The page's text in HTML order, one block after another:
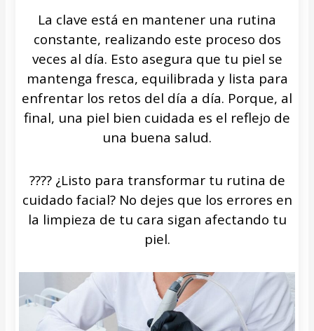
La clave está en mantener una rutina
constante, realizando este proceso dos
veces al día. Esto asegura que tu piel se
mantenga fresca, equilibrada y lista para
enfrentar los retos del día a día. Porque, al
final, una piel bien cuidada es el reflejo de
una buena salud.
???? ¿Listo para transformar tu rutina de
cuidado facial? No dejes que los errores en
la limpieza de tu cara sigan afectando tu
piel.